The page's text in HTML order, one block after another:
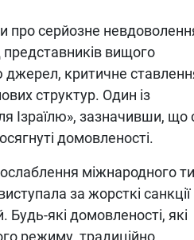
про серйозне
вищого
джерел, критичне
структур. Один із
Ізраїлю», зазначивши, що
домовленості.
міжнародного
за жорсткі
які домовленості, які
режиму, традиційно